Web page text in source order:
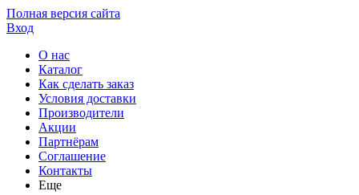
Полная версия сайта
Вход
О нас
Каталог
Как сделать заказ
Условия доставки
Производители
Акции
Партнёрам
Соглашение
Контакты
Еще